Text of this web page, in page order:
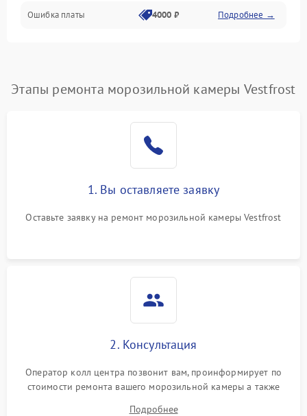
Ошибка платы 4000 ₽ Подробнее →
Этапы ремонта морозильной камеры Vestfrost
1. Вы оставляете заявку
Оставьте заявку на ремонт морозильной камеры Vestfrost
2. Консультация
Оператор колл центра позвонит вам, проинформирует по
стоимости ремонта вашего морозильной камеры а также
Подробнее